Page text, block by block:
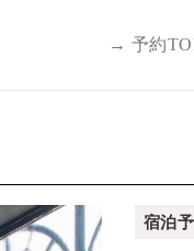
→ 予約
宿泊